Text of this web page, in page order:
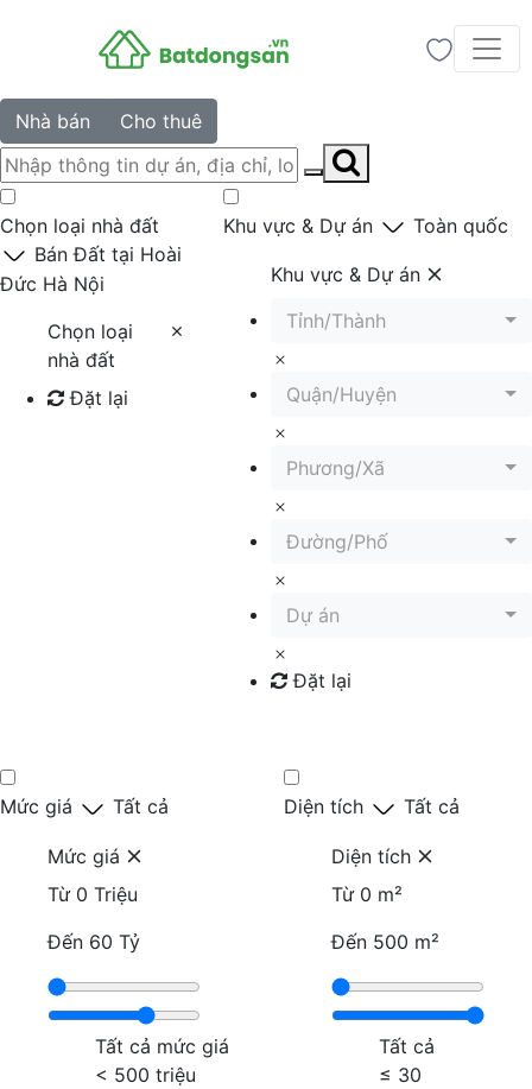
Nhà bán Cho thuê
Chọn loại nhà đất
Bán Đất tại Hoài
Đức Hà Nội
Chọn loại
nhà đất
Đặt lại
Khu vực & Dự án Toàn quốc
Khu vực & Dự án
Tỉnh/Thành
Quận/Huyện
Phương/Xã
Đường/Phố
Dự án
Đặt lại
Mức giá Tất cả
Mức giá
Từ 0 Triệu
Đến 60 Tỷ
Tất cả mức giá
< 500 triệu
Diện tích Tất cả
Diện tích
Từ 0 m²
Đến 500 m²
Tất cả
≤ 30